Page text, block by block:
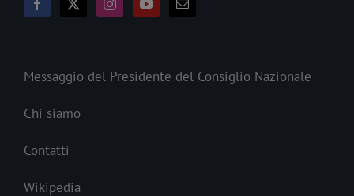
Messaggio del Presidente del Consiglio Nazionale
Chi siamo
Contatti
Wikipedia